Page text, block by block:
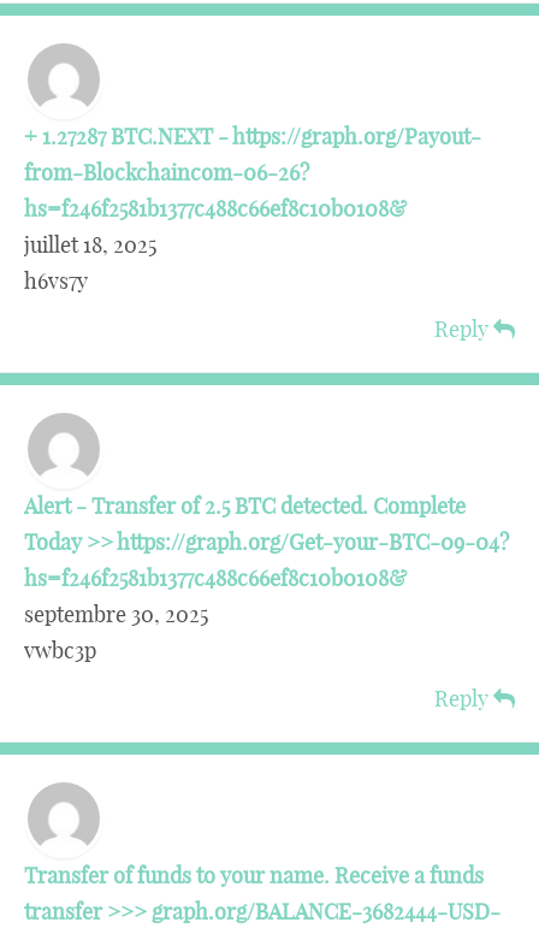
+ 1.27287 BTC.NEXT - https://graph.org/Payout-
from-Blockchaincom-06-26?
hs=f246f2581b1377c488c66ef8c10b0108&
juillet 18, 2025
h6vs7y
Reply
Alert - Transfer of 2.5 BTC detected. Complete
Today >> https://graph.org/Get-your-BTC-09-04?
hs=f246f2581b1377c488c66ef8c10b0108&
septembre 30, 2025
vwbc3p
Reply
Transfer of funds to your name. Receive a funds
transfer >>> graph.org/BALANCE-3682444-USD-